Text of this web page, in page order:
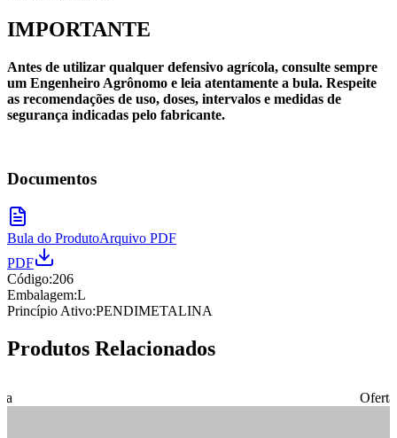
IMPORTANTE
Antes de utilizar qualquer defensivo agrícola, consulte sempre
um Engenheiro Agrônomo e leia atentamente a bula. Respeite
as recomendações de uso, doses, intervalos e medidas de
segurança indicadas pelo fabricante.
Documentos
Bula do ProdutoArquivo PDF
PDF
Código:206
Embalagem:L
Princípio Ativo:PENDIMETALINA
Produtos Relacionados
Oferta